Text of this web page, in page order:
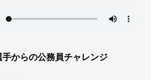
手からの公務員チャレンジ